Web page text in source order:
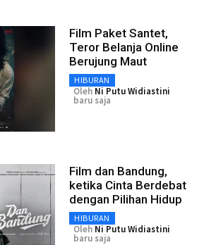
Film Paket Santet,
Teror Belanja Online
Berujung Maut
HIBURAN
Oleh Ni Putu Widiastini
baru saja
Film dan Bandung,
ketika Cinta Berdebat
dengan Pilihan Hidup
HIBURAN
Oleh Ni Putu Widiastini
baru saja